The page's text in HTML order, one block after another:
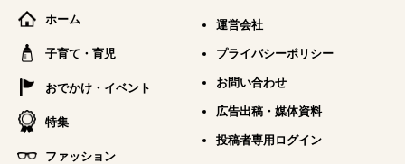
ホーム
子育て・育児
おでかけ・イベント
特集
ファッション
運営会社
プライバシーポリシー
お問い合わせ
広告出稿・媒体資料
投稿者専用ログイン